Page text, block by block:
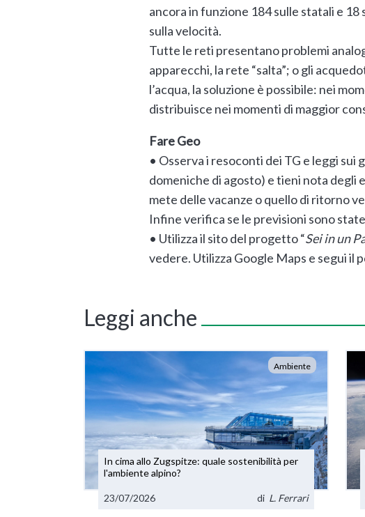
ancora in funzione 184 sulle statali e
sulla velocità.
Tutte le reti presentano problemi
apparecchi, la rete “salta”; o gli
l’acqua, la soluzione è possibile: nei
distribuisce nei momenti di maggior
Fare Geo
• Osserva i resoconti dei TG e leggi
domeniche di agosto) e tieni nota degli
mete delle vacanze o quello di ritorno
Infine verifica se le previsioni sono
• Utilizza il sito del progetto “Sei in un
vedere. Utilizza Google Maps e segui
Leggi anche
Ambiente
In cima allo Zugspitze: quale sostenibilità per
l'ambiente alpino?
23/07/2026 di L. Ferrari